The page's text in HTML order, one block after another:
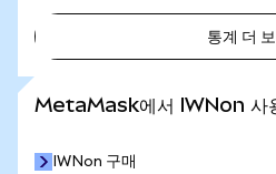
통계 더 보
MetaMask에서 IWNon 사
IWNon 구매